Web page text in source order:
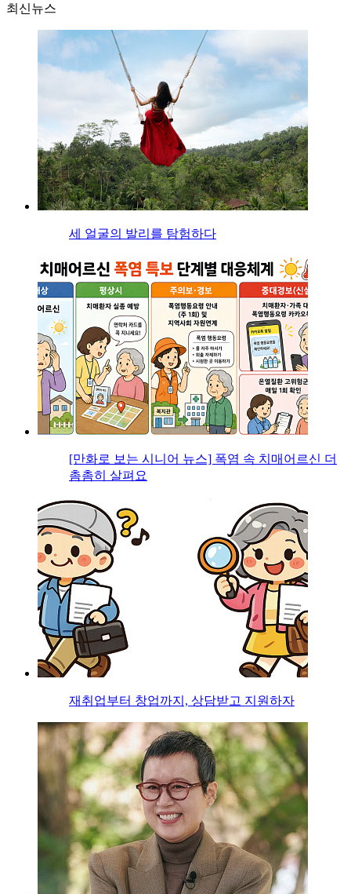
최신뉴스
세 얼굴의 발리를 탐험하다
[만화로 보는 시니어 뉴스] 폭염 속 치매어르신 더
촘촘히 살펴요
재취업부터 창업까지, 상담받고 지원하자